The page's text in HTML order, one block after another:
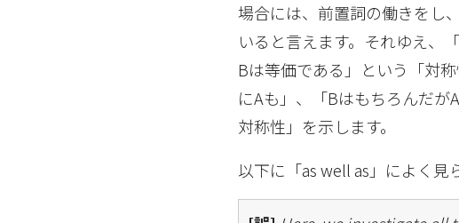
場合には、前置詞の働きをし
いると言えます。それゆえ、
Bは等価である」という「対
にAも」、「Bはもちろんだ
対称性」を示します。
以下に「as well as」によく見